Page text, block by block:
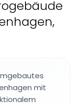
mit